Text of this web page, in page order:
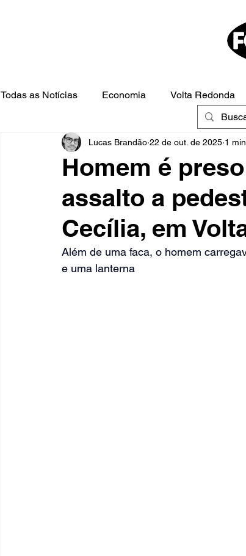
Todas as Notícias Economia Volta Redonda
Barra Mansa Pinheiral Polícia
Homem é
assalto a
Cecília, em
Lucas Brandão 22 de out. de 2025 1
Além de uma faca, o homem
e uma lanterna